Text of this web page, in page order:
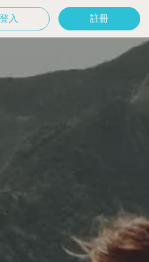
登入 註冊